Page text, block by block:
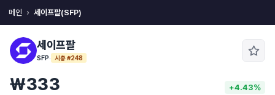
메인 세이프팔(SFP)
세이프팔
SFP· 시총 #248
₩333 +4.43%